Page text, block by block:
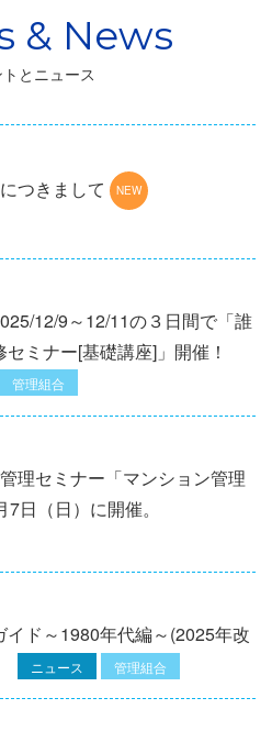
とニュース
つきまして
12/9～12/11の３日間で「誰
ミナー[基礎講座]」開催！
管理組合
理セミナー「マンション管理
⽇（⽇）に開催。
イド～1980年代編～(2025年改
ニュース 管理組合